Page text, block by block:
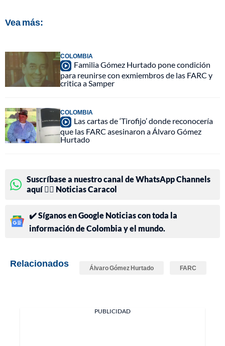
Vea más:
COLOMBIA
Familia Gómez Hurtado pone condición
para reunirse con exmiembros de las FARC y
critica a Samper
COLOMBIA
Las cartas de ‘Tirofijo’ donde reconocería
que las FARC asesinaron a Álvaro Gómez
Hurtado
Suscríbase a nuestro canal de WhatsApp Channels
aquí 👉🏻 Noticias Caracol
✔️ Síganos en Google Noticias con toda la
información de Colombia y el mundo.
Relacionados Álvaro Gómez Hurtado FARC
PUBLICIDAD